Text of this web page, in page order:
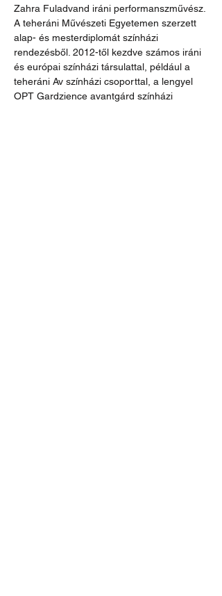
Zahra Fuladvand iráni performanszművész.
A teheráni Művészeti Egyetemen szerzett
alap- és mesterdiplomát színházi
rendezésből. 2012-től kezdve számos iráni
és európai színházi társulattal, például a
teheráni Av színházi csoporttal, a lengyel
OPT Gardzience avantgárd színházi